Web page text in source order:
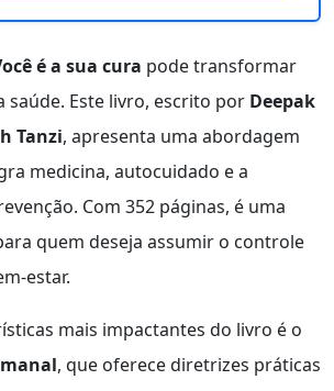
é a sua cura pode transformar
saúde. Este livro, escrito por Deepak
Tanzi, apresenta uma abordagem
medicina, autocuidado e a
Com 352 páginas, é uma
quem deseja assumir o controle
estar.
mais impactantes do livro é o
, que oferece diretrizes práticas